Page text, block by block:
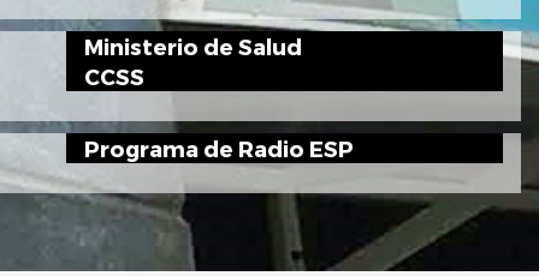
Ministerio de Salud
CCSS
Programa de Radio ESP